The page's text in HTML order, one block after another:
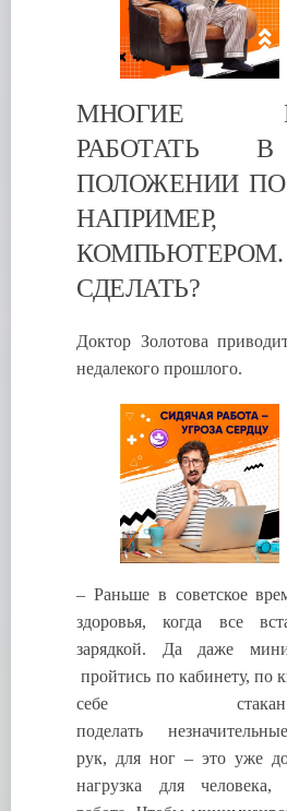
МНОГИЕ
РАБОТАТЬ
ПОЛОЖЕНИИ ПО
СДЕЛАТЬ?
Доктор Золотова
недалекого прошлого.
– Раньше в советское
здоровья, когда все
зарядкой. Да даже
пройтись по кабинету, по
себе
поделать
рук, для ног – это уже
нагрузка для